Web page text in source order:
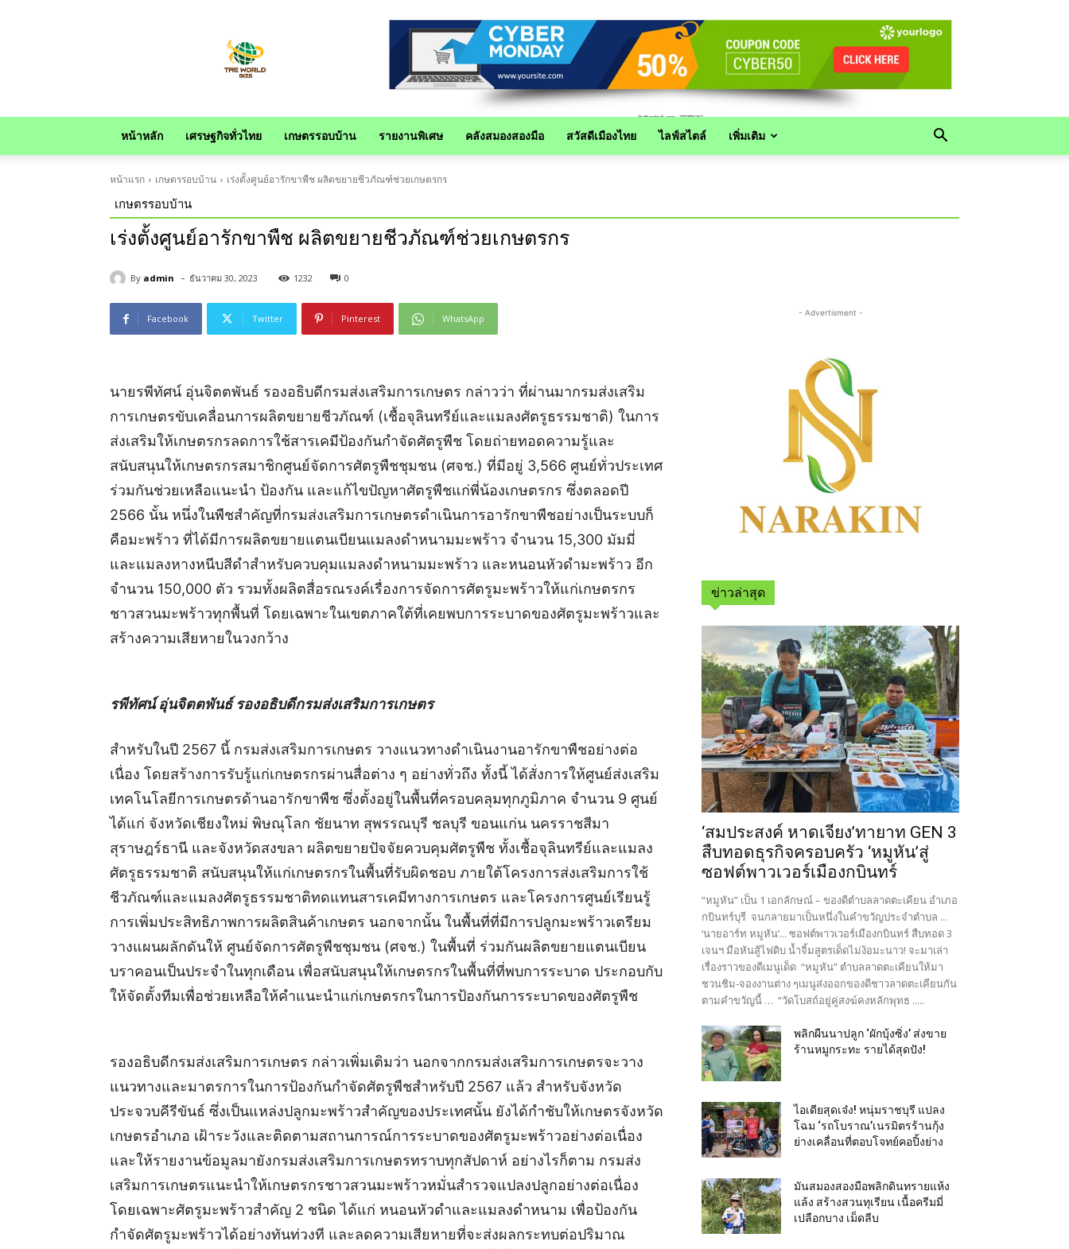
หน้าหลัก เศรษฐกิจทั่วไทย เกษตรรอบบ้าน รายงานพิเศษ คลังสมองสองมือ สวัสดีเมืองไทย ไลฟ์สไตล์ เพิ่มเติม
หน้าแรก เกษตรรอบบ้าน เร่งตั้งศูนย์อารักขาพืช ผลิตขยายชีวภัณฑ์ช่วยเกษตรกร
เกษตรรอบบ้าน
เร่งตั้งศูนย์อารักขาพืช ผลิตขยายชีวภัณฑ์ช่วยเกษตรกร
By admin - ธันวาคม 30, 2023 1232 0
Facebook Twitter Pinterest WhatsApp
นายรพีทัศน์ อุ่นจิตตพันธ์ รองอธิบดีกรมส่งเสริมการเกษตร กล่าวว่า ที่ผ่านมากรมส่งเสริม
การเกษตรขับเคลื่อนการผลิตขยายชีวภัณฑ์ (เชื้อจุลินทรีย์และแมลงศัตรูธรรมชาติ) ในการ
ส่งเสริมให้เกษตรกรลดการใช้สารเคมีป้องกันกำจัดศัตรูพืช โดยถ่ายทอดความรู้และ
สนับสนุนให้เกษตรกรสมาชิกศูนย์จัดการศัตรูพืชชุมชน (ศจช.) ที่มีอยู่ 3,566 ศูนย์ทั่วประเทศ
ร่วมกันช่วยเหลือแนะนำ ป้องกัน และแก้ไขปัญหาศัตรูพืชแก่พี่น้องเกษตรกร ซึ่งตลอดปี
2566 นั้น หนึ่งในพืชสำคัญที่กรมส่งเสริมการเกษตรดำเนินการอารักขาพืชอย่างเป็นระบบก็
คือมะพร้าว ที่ได้มีการผลิตขยายแตนเบียนแมลงดำหนามมะพร้าว จำนวน 15,300 มัมมี่
และแมลงหางหนีบสีดำสำหรับควบคุมแมลงดำหนามมะพร้าว และหนอนหัวดำมะพร้าว อีก
จำนวน 150,000 ตัว รวมทั้งผลิตสื่อรณรงค์เรื่องการจัดการศัตรูมะพร้าวให้แก่เกษตรกร
ชาวสวนมะพร้าวทุกพื้นที่ โดยเฉพาะในเขตภาคใต้ที่เคยพบการระบาดของศัตรูมะพร้าวและ
สร้างความเสียหายในวงกว้าง
รพีทัศน์ อุ่นจิตตพันธ์ รองอธิบดีกรมส่งเสริมการเกษตร
สำหรับในปี 2567 นี้ กรมส่งเสริมการเกษตร วางแนวทางดำเนินงานอารักขาพืชอย่างต่อ
เนื่อง โดยสร้างการรับรู้แก่เกษตรกรผ่านสื่อต่าง ๆ อย่างทั่วถึง ทั้งนี้ ได้สั่งการให้ศูนย์ส่งเสริม
เทคโนโลยีการเกษตรด้านอารักขาพืช ซึ่งตั้งอยู่ในพื้นที่ครอบคลุมทุกภูมิภาค จำนวน 9 ศูนย์
ได้แก่ จังหวัดเชียงใหม่ พิษณุโลก ชัยนาท สุพรรณบุรี ชลบุรี ขอนแก่น นครราชสีมา
สุราษฎร์ธานี และจังหวัดสงขลา ผลิตขยายปัจจัยควบคุมศัตรูพืช ทั้งเชื้อจุลินทรีย์และแมลง
ศัตรูธรรมชาติ สนับสนุนให้แก่เกษตรกรในพื้นที่รับผิดชอบ ภายใต้โครงการส่งเสริมการใช้
ชีวภัณฑ์และแมลงศัตรูธรรมชาติทดแทนสารเคมีทางการเกษตร และโครงการศูนย์เรียนรู้
การเพิ่มประสิทธิภาพการผลิตสินค้าเกษตร นอกจากนั้น ในพื้นที่ที่มีการปลูกมะพร้าวเตรียม
วางแผนผลักดันให้ ศูนย์จัดการศัตรูพืชชุมชน (ศจช.) ในพื้นที่ ร่วมกันผลิตขยายแตนเบียน
บราคอนเป็นประจำในทุกเดือน เพื่อสนับสนุนให้เกษตรกรในพื้นที่ที่พบการระบาด ประกอบกับ
ให้จัดตั้งทีมเพื่อช่วยเหลือให้คำแนะนำแก่เกษตรกรในการป้องกันการระบาดของศัตรูพืช
รองอธิบดีกรมส่งเสริมการเกษตร กล่าวเพิ่มเติมว่า นอกจากกรมส่งเสริมการเกษตรจะวาง
แนวทางและมาตรการในการป้องกันกำจัดศัตรูพืชสำหรับปี 2567 แล้ว สำหรับจังหวัด
ประจวบคีรีขันธ์ ซึ่งเป็นแหล่งปลูกมะพร้าวสำคัญของประเทศนั้น ยังได้กำชับให้เกษตรจังหวัด
เกษตรอำเภอ เฝ้าระวังและติดตามสถานการณ์การระบาดของศัตรูมะพร้าวอย่างต่อเนื่อง
และให้รายงานข้อมูลมายังกรมส่งเสริมการเกษตรทราบทุกสัปดาห์ อย่างไรก็ตาม กรมส่ง
เสริมการเกษตรแนะนำให้เกษตรกรชาวสวนมะพร้าวหมั่นสำรวจแปลงปลูกอย่างต่อเนื่อง
โดยเฉพาะศัตรูมะพร้าวสำคัญ 2 ชนิด ได้แก่ หนอนหัวดำและแมลงดำหนาม เพื่อป้องกัน
กำจัดศัตรูมะพร้าวได้อย่างทันท่วงที และลดความเสียหายที่จะส่งผลกระทบต่อปริมาณ
- Advertisment -
ข่าวล่าสุด
‘สมประสงค์ หาดเจียง’ทายาท GEN 3
สืบทอดธุรกิจครอบครัว ‘หมูหัน’สู่
ซอฟต์พาวเวอร์เมืองกบินทร์
“หมูหัน” เป็น 1 เอกลักษณ์ – ของดีตำบลลาดตะเคียน อำเภอ
กบินทร์บุรี จนกลายมาเป็นหนึ่งในคำขวัญประจำตำบล ...
‘นายอาร์ท หมูหัน’... ซอฟต์พาวเวอร์เมืองกบินทร์ สืบทอด 3
เจนฯ มือหันสู้ไฟดิบ น้ำจิ้มสูตรเด็ดไม่ง้อมะนาว! จะมาเล่า
เรื่องราวของดีเมนูเด็ด “หมูหัน” ตำบลลาดตะเคียนให้มา
ชวนชิม-จองงานต่าง ๆเมนูส่งออกของดีชาวลาดตะเคียนกัน
ตามคำขวัญนี้ … “วัดโบสถ์อยู่คู่สงฆ์คงหลักพุทธ .....
พลิกผืนนาปลูก ‘ผักบุ้งซิ่ง’ ส่งขาย
ร้านหมูกระทะ รายได้สุดปัง!
ไอเดียสุดเจ๋ง! หนุ่มราชบุรี แปลง
โฉม ‘รถโบราณ’เนรมิตรร้านกุ้ง
ย่างเคลื่อนที่ตอบโจทย์คอปิ้งย่าง
มันสมองสองมือพลิกดินทรายแห้ง
แล้ง สร้างสวนทุเรียน เนื้อครีมมี่
เปลือกบาง เม็ดลีบ